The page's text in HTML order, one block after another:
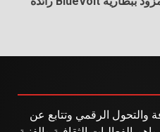
والتحول الرقمي وتتابع عن